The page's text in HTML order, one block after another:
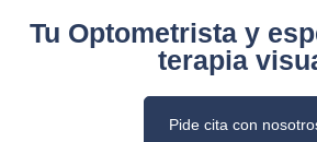
Tu Optometrista y
terapia
Pide cita con